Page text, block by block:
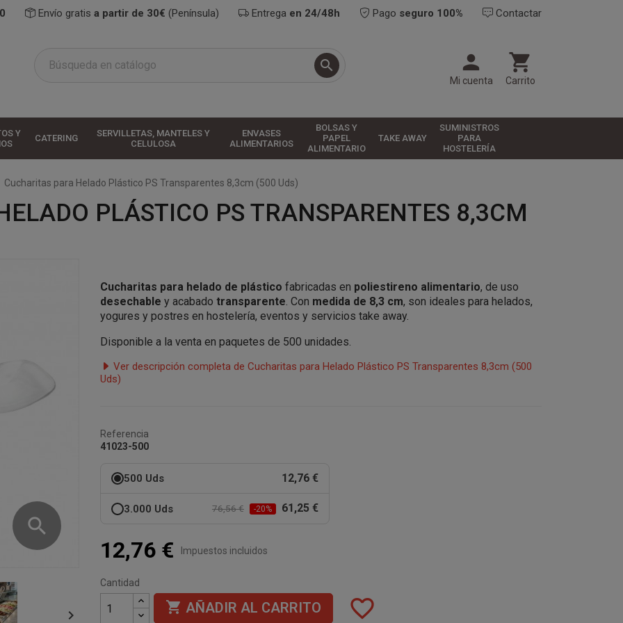
Envío gratis a partir de 30€ (Península) Entrega en 24/48h Pago seguro 100% Contactar
 
Mi cuenta

Carrito
Y
CATERING
SERVILLETAS, MANTELES Y
CELULOSA
ENVASES
ALIMENTARIOS
BOLSAS Y
PAPEL
ALIMENTARIO
TAKE AWAY
SUMINISTROS
PARA
HOSTELERÍA
Cucharitas para Helado Plástico PS Transparentes 8,3cm (500 Uds)
PLÁSTICO PS TRANSPARENTES 8,3CM
search

Cucharitas para helado de plástico fabricadas en poliestireno alimentario, de uso
desechable y acabado transparente. Con medida de 8,3 cm, son ideales para helados,
yogures y postres en hostelería, eventos y servicios take away.
Disponible a la venta en paquetes de 500 unidades.
Ver descripción completa de Cucharitas para Helado Plástico PS Transparentes 8,3cm (500
Uds)
Referencia
41023-500
500 Uds 12,76 €
3.000 Uds 76,56 € -20% 61,25 €
12,76 € Impuestos incluidos
Cantidad
 AÑADIR AL CARRITO favorite_border